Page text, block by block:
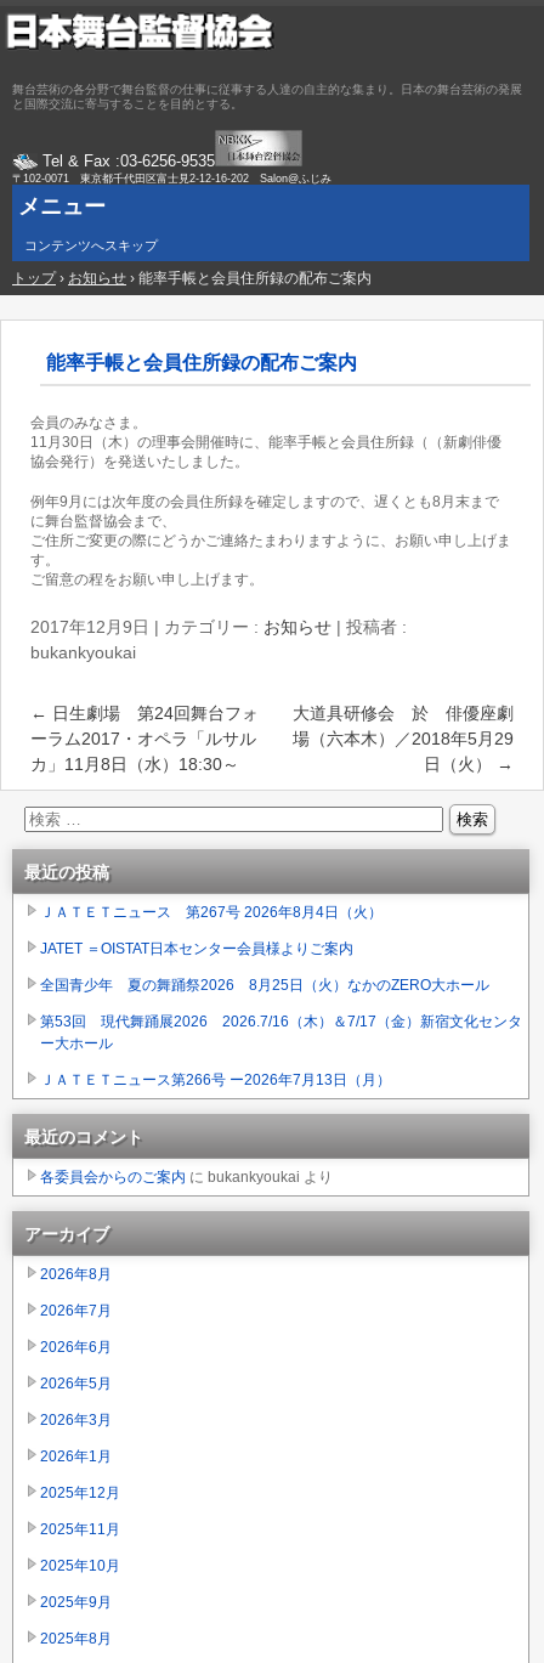
舞台芸術の各分野で舞台監督の仕事に従事する人達の自主的な集まり。日本の舞台芸術の発展
と国際交流に寄与することを目的とする。
Tel & Fax :03-6256-9535
〒102-0071 東京都千代田区富士見2-12-16-202 Salon@ふじみ
メニュー
コンテンツへスキップ
トップ › お知らせ › 能率手帳と会員住所録の配布ご案内
能率手帳と会員住所録の配布ご案内
会員のみなさま。
11月30日（木）の理事会開催時に、能率手帳と会員住所録（（新劇俳優
協会発行）を発送いたしました。
例年9月には次年度の会員住所録を確定しますので、遅くとも8月末まで
に舞台監督協会まで、
ご住所ご変更の際にどうかご連絡たまわりますように、お願い申し上げま
す。
ご留意の程をお願い申し上げます。
2017年12月9日 | カテゴリー : お知らせ |投稿者 :
bukankyoukai
← 日生劇場 第24回舞台フォ
ーラム2017・オペラ「ルサル
カ」11月8日（水）18:30～
大道具研修会 於 俳優座劇
場（六本木）／2018年5月29
日（火）
→
最近の投稿
ＪＡＴＥＴニュース 第267号 2026年8月4日（火）
JATET ＝OISTAT日本センター会員様よりご案内
全国青少年 夏の舞踊祭2026 8月25日（火）なかのZERO大ホール
第53回 現代舞踊展2026 2026.7/16（木）＆7/17（金）新宿文化センタ
ー大ホール
ＪＡＴＥＴニュース第266号 ー2026年7月13日（月）
最近のコメント
各委員会からのご案内 に bukankyoukai より
アーカイブ
2026年8月
2026年7月
2026年6月
2026年5月
2026年3月
2026年1月
2025年12月
2025年11月
2025年10月
2025年9月
2025年8月